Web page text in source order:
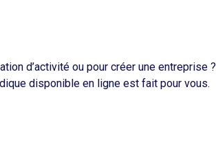
d’activité ou pour créer une entreprise ?
disponible en ligne est fait pour vous.